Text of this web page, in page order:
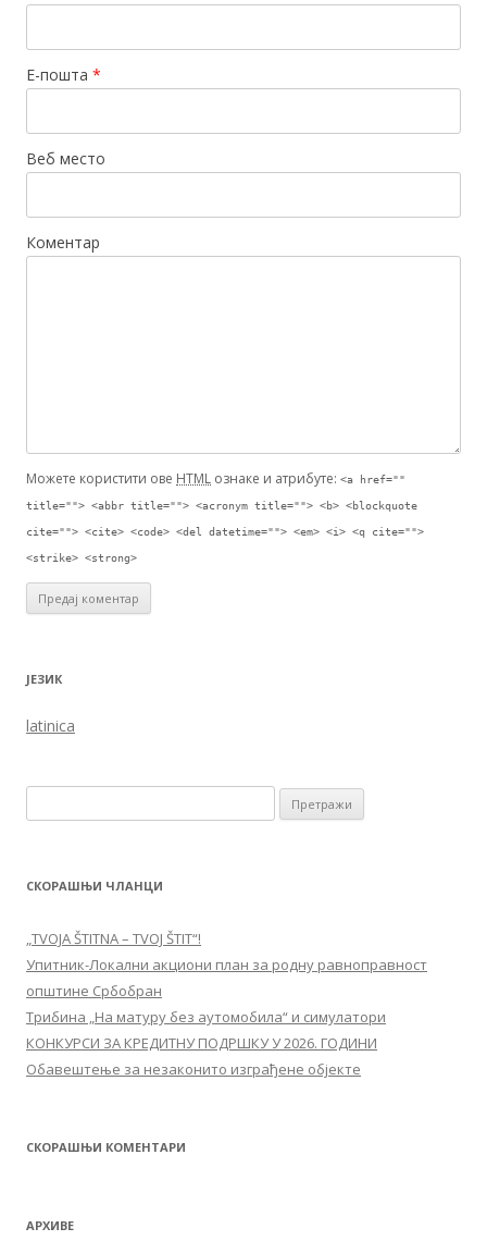
Е-пошта *
Веб место
Коментар
Можете користити ове HTML ознаке и атрибуте: <a href=""
title=""> <abbr title=""> <acronym title=""> <b> <blockquote
cite=""> <cite> <code> <del datetime=""> <em> <i> <q cite="">
<strike> <strong>
ЈЕЗИК
latinica
СКОРАШЊИ ЧЛАНЦИ
„TVOJA ŠTITNA – TVOJ ŠTIT“!
Упитник-Локални акциони план за родну равноправност
општине Србобран
Трибина „На матуру без аутомобила“ и симулатори
КОНКУРСИ ЗА КРЕДИТНУ ПОДРШКУ У 2026. ГОДИНИ
Обавештење за незаконито изграђене објекте
СКОРАШЊИ КОМЕНТАРИ
АРХИВЕ